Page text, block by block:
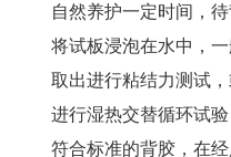
自然养护一定时间，待
将试板浸泡在水中，一
取出进行粘结力测试，
进行湿热交替循环试验
符合标准的背胶，在经